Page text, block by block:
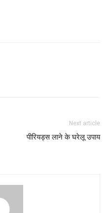
Next article
पीरियड्स लाने के घरेलू उपाय